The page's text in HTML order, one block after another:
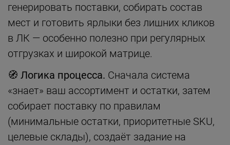
генерировать поставки, собирать состав
мест и готовить ярлыки без лишних кликов
в ЛК — особенно полезно при регулярных
отгрузках и широкой матрице.
🧭 Логика процесса. Сначала система
«знает» ваш ассортимент и остатки, затем
собирает поставку по правилам
(минимальные остатки, приоритетные SKU,
целевые склады), создаёт задание на